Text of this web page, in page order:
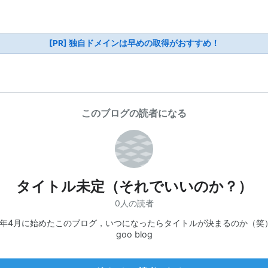
[PR] 独自ドメインは早めの取得がおすすめ！
このブログの読者になる
タイトル未定（それでいいのか？）
0人の読者
4月に始めたこのブログ，いつになったらタイトルが決まるのか（笑
goo blog